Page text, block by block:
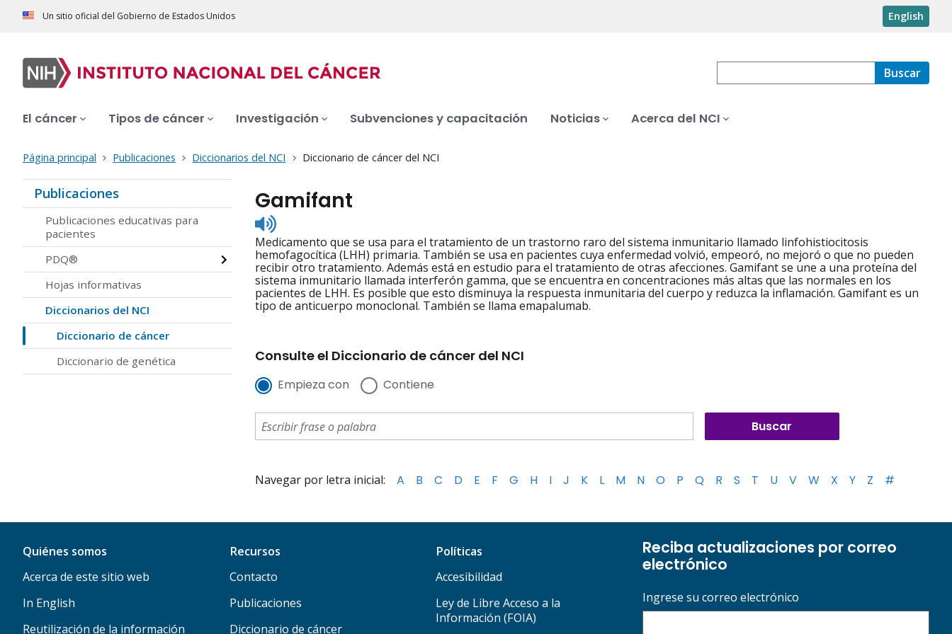
Un sitio oficial del Gobierno de Estados Unidos English
Buscar
El cáncer Tipos de cáncer Investigación Subvenciones y capacitación Noticias Acerca del NCI
Página principal Publicaciones Diccionarios del NCI Diccionario de cáncer del NCI
Publicaciones
Publicaciones educativas para
pacientes
PDQ®
Hojas informativas
Diccionarios del NCI
Diccionario de cáncer
Diccionario de genética
Gamifant
Listen
to
pronunciation
Medicamento que se usa para el tratamiento de un trastorno raro del sistema inmunitario llamado linfohistiocitosis
hemofagocítica (LHH) primaria. También se usa en pacientes cuya enfermedad volvió, empeoró, no mejoró o que no pueden
recibir otro tratamiento. Además está en estudio para el tratamiento de otras afecciones. Gamifant se une a una proteína del
sistema inmunitario llamada interferón gamma, que se encuentra en concentraciones más altas que las normales en los
pacientes de LHH. Es posible que esto disminuya la respuesta inmunitaria del cuerpo y reduzca la inflamación. Gamifant es un
tipo de anticuerpo monoclonal. También se llama emapalumab.
Consulte el Diccionario de cáncer del NCI
Empieza con Contiene
Navegar por letra inicial: A B C D E F G H I J K L M N O P Q R S T U V W X Y Z #
Quiénes somos
Acerca de este sitio web
In English
Reutilización de la información
Recursos
Contacto
Publicaciones
Diccionario de cáncer
Políticas
Accesibilidad
Ley de Libre Acceso a la
Información (FOIA)
Reciba actualizaciones por correo
electrónico
Ingrese su correo electrónico